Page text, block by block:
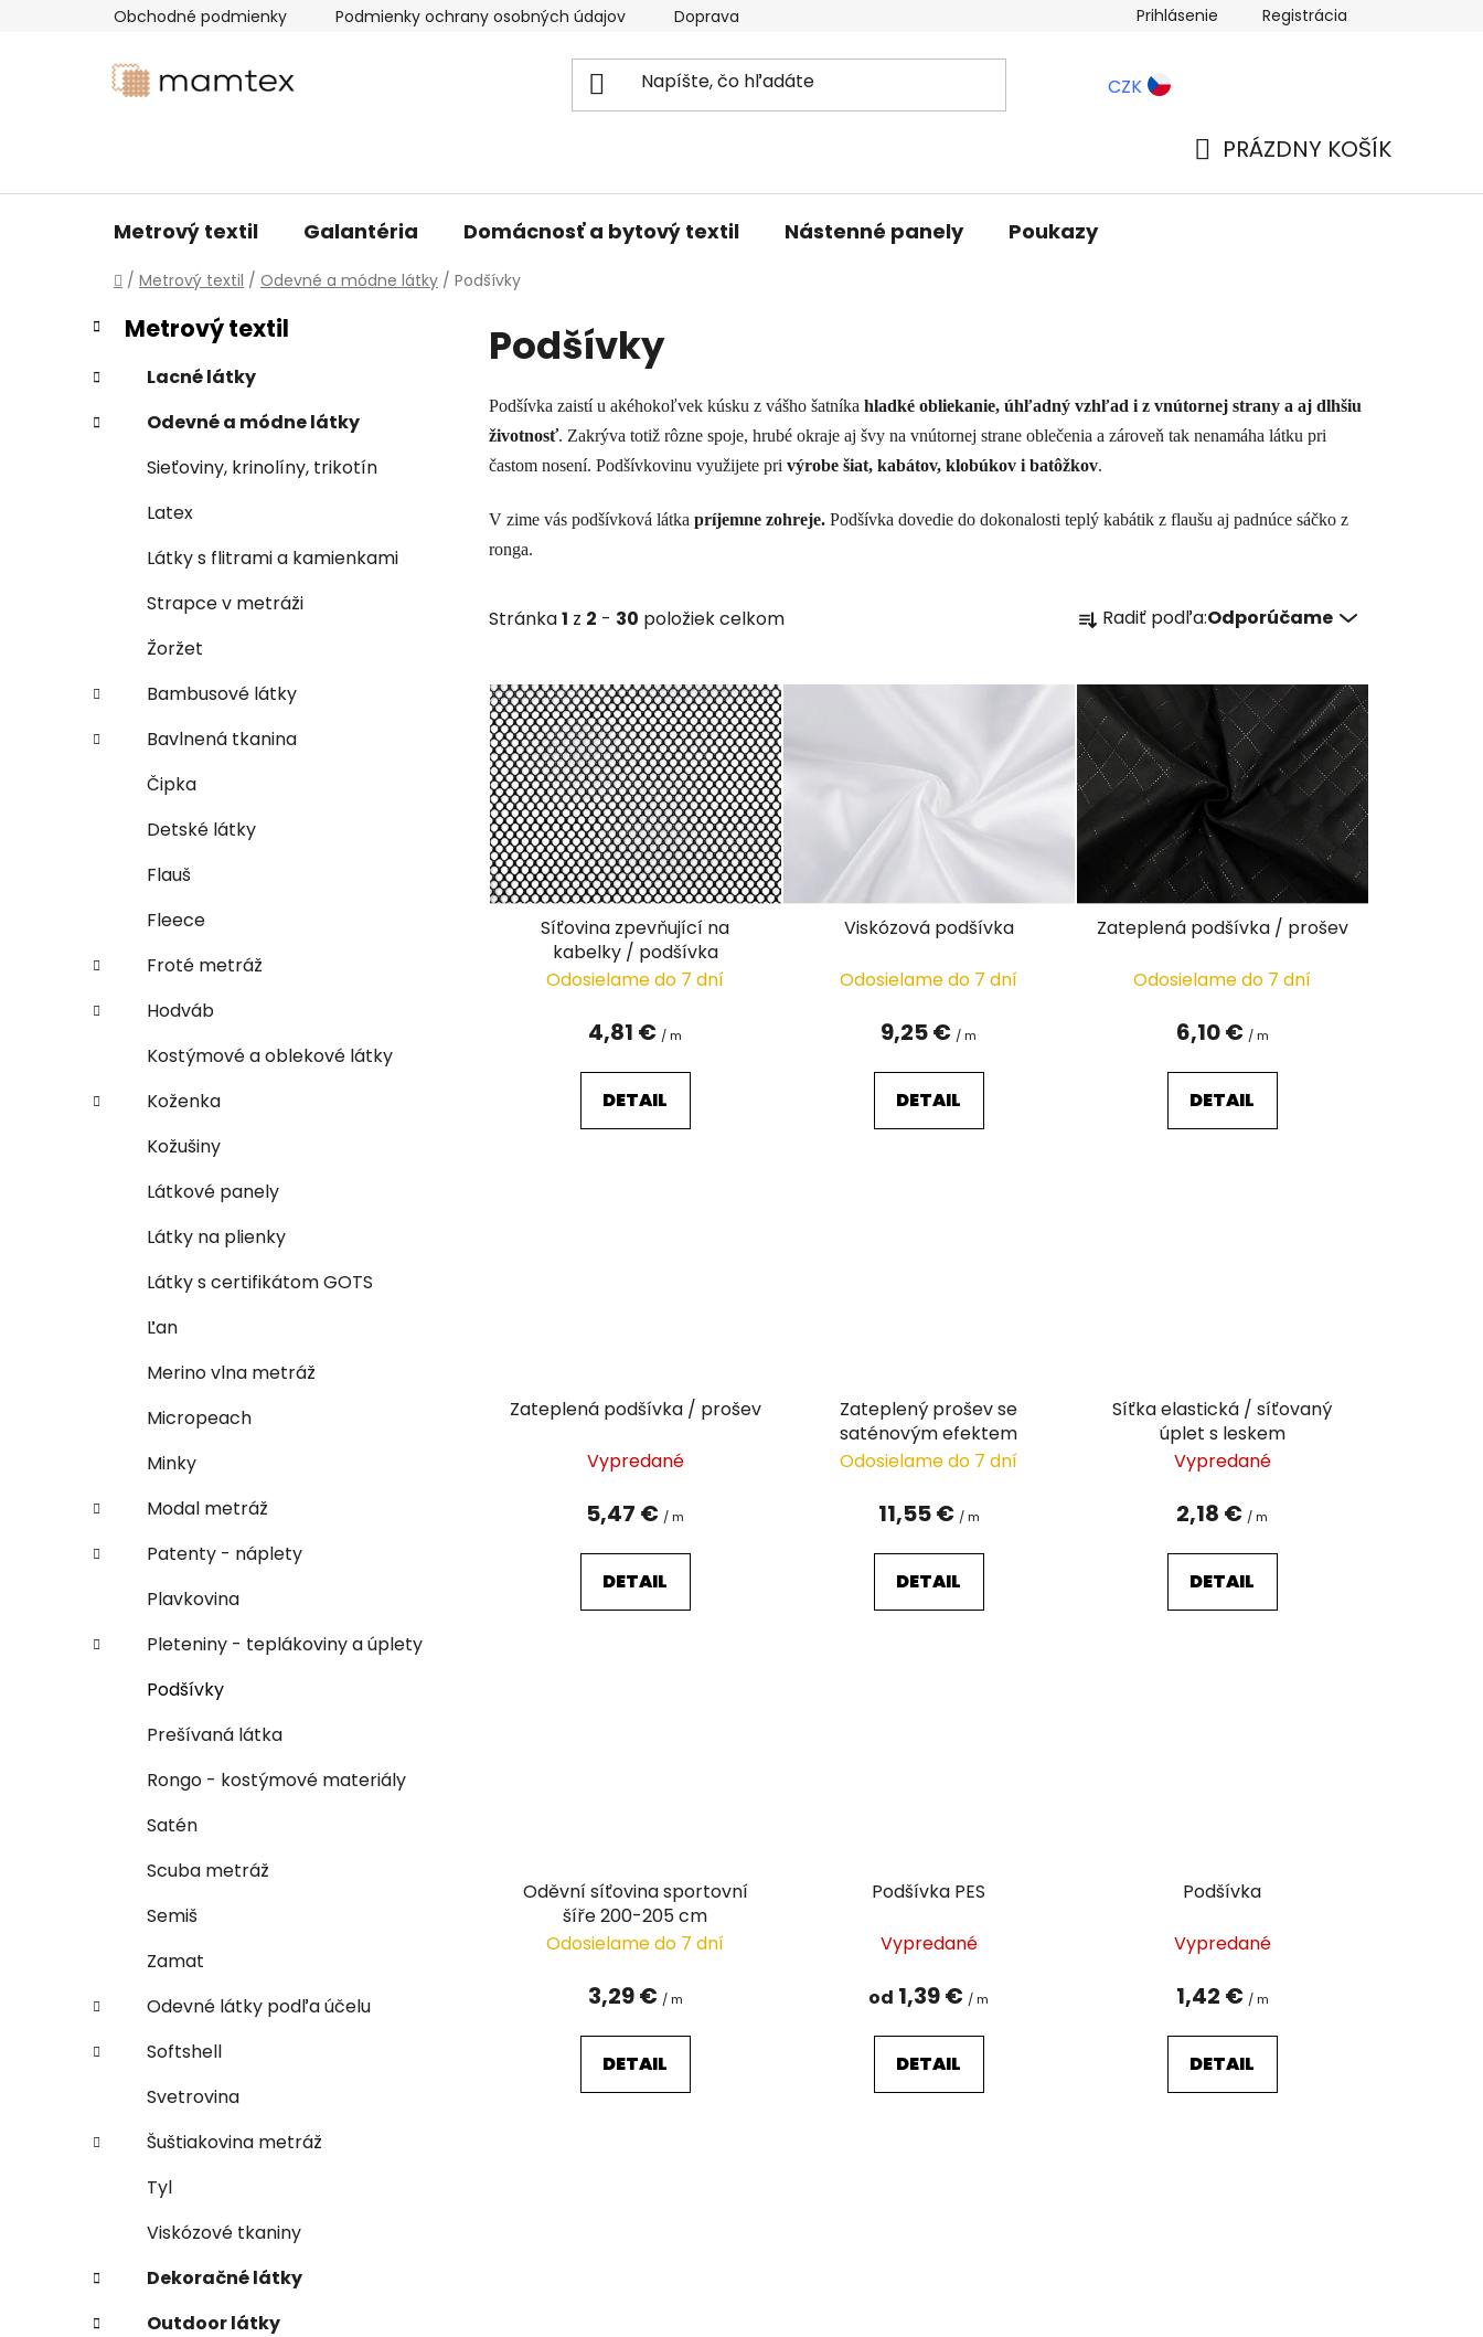
Obchodné podmienky Podmienky ochrany osobných údajov Doprava a platba Blog
Prihlásenie Registrácia
CZK
PRÁZDNY KOŠÍK
Metrový textil Galantéria Domácnosť a bytový textil Nástenné panely Poukazy
Domov
/ Metrový textil / Odevné a módne látky / Podšívky
B
o
č
ý
Preskočiť
kategórie
K
a
e
g
ó
Metrový textil
Lacné látky
Odevné a módne látky
Sieťoviny, krinolíny, trikotín
Latex
Látky s flitrami a kamienkami
Strapce v metráži
Žoržet
Bambusové látky
Bavlnená tkanina
Čipka
Detské látky
Flauš
Fleece
Froté metráž
Hodváb
Kostýmové a oblekové látky
Koženka
Kožušiny
Látkové panely
Látky na plienky
Látky s certifikátom GOTS
Ľan
Merino vlna metráž
Micropeach
Minky
Modal metráž
Patenty - náplety
Plavkovina
Pleteniny - teplákoviny a úplety
Podšívky
Prešívaná látka
Rongo - kostýmové materiály
Satén
Scuba metráž
Semiš
Zamat
Odevné látky podľa účelu
Softshell
Svetrovina
Šuštiakovina metráž
Tyl
Viskózové tkaniny
Dekoračné látky
Outdoor látky
Podšívky
Podšívka zaistí u akéhokoľvek kúsku z vášho šatníka hladké obliekanie, úhľadný vzhľad i z vnútornej strany a aj dlhšiu
životnosť. Zakrýva totiž rôzne spoje, hrubé okraje aj švy na vnútornej strane oblečenia a zároveň tak nenamáha látku pri
častom nosení. Podšívkovinu využijete pri výrobe šiat, kabátov, klobúkov i batôžkov.
V zime vás podšívková látka príjemne zohreje. Podšívka dovedie do dokonalosti teplý kabátik z flaušu aj padnúce sáčko z
ronga.
Stránka1 z 2 - 30 položiek celkom a
e
n
i
e
p
r
o
Radiť podľa:Odporúčame
V
ý
p
i
s
p
r
o
d
Síťovina zpevňující na
kabelky / podšívka
Odosielame do 7 dní
4,81 € / m
DETAIL
Viskózová podšívka
Odosielame do 7 dní
9,25 € / m
DETAIL
Zateplená podšívka / prošev
Odosielame do 7 dní
6,10 € / m
DETAIL
Zateplená podšívka / prošev
Vypredané
5,47 € / m
DETAIL
Zateplený prošev se
saténovým efektem
Odosielame do 7 dní
11,55 € / m
DETAIL
Síťka elastická / síťovaný
úplet s leskem
Vypredané
2,18 € / m
DETAIL
Oděvní síťovina sportovní
šíře 200-205 cm
Odosielame do 7 dní
3,29 € / m
DETAIL
Podšívka PES
Vypredané
od 1,39 € / m
DETAIL
Podšívka
Vypredané
1,42 € / m
DETAIL